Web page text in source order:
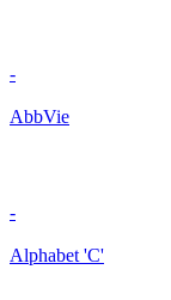
-
AbbVie
-
Alphabet 'C'